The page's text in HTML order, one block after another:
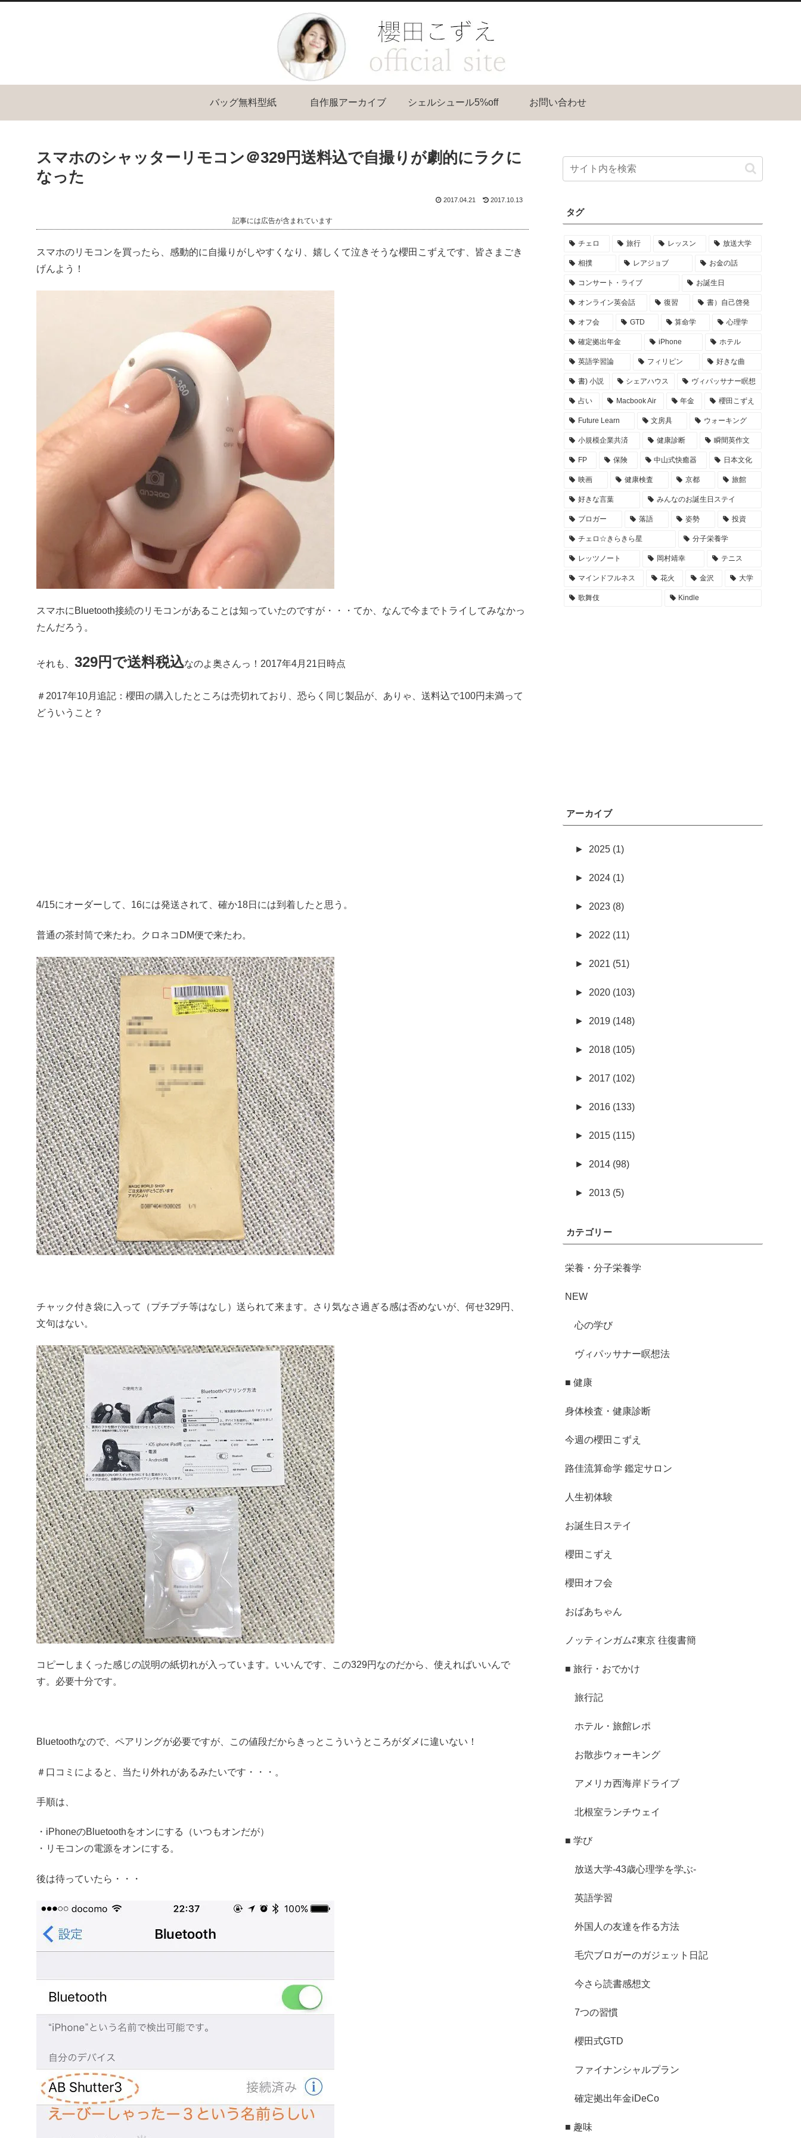
バッグ無料型紙 自作服アーカイブ シェルシュール5%off お問い合わせ
スマホのシャッターリモコン＠329円送料込で自撮りが劇的にラクに
なった
2017.04.21 2017.10.13
記事には広告が含まれています
スマホのリモコンを買ったら、感動的に自撮りがしやすくなり、嬉しくて泣きそうな櫻田こずえです、皆さまごき
げんよう！
スマホにBluetooth接続のリモコンがあることは知っていたのですが・・・てか、なんで今までトライしてみなかっ
たんだろう。
それも、 329円で送料税込なのよ奥さんっ！2017年4月21日時点
＃2017年10月追記：櫻田の購入したところは売切れており、恐らく同じ製品が、ありゃ、送料込で100円未満って
どういうこと？
4/15にオーダーして、16には発送されて、確か18日には到着したと思う。
普通の茶封筒で来たわ。クロネコDM便で来たわ。
チャック付き袋に入って（プチプチ等はなし）送られて来ます。さり気なさ過ぎる感は否めないが、何せ329円、
文句はない。
コピーしまくった感じの説明の紙切れが入っています。いいんです、この329円なのだから、使えればいいんで
す。必要十分です。
Bluetoothなので、ペアリングが必要ですが、この値段だからきっとこういうところがダメに違いない！
＃口コミによると、当たり外れがあるみたいです・・・。
手順は、
・iPhoneのBluetoothをオンにする（いつもオンだが）
・リモコンの電源をオンにする。
後は待っていたら・・・
タグ
チェロ 旅行 レッスン 放送大学
相撲 レアジョブ お金の話
コンサート・ライブ お誕生日
オンライン英会話 復習 書）自己啓発
オフ会 GTD 算命学 心理学
確定拠出年金 iPhone ホテル
英語学習論 フィリピン 好きな曲
書) 小説 シェアハウス ヴィパッサナー瞑想
占い Macbook Air 年金 櫻田こずえ
Future Learn 文房具 ウォーキング
小規模企業共済 健康診断 瞬間英作文
FP 保険 中山式快癒器 日本文化
映画 健康検査 京都 旅館
好きな言葉 みんなのお誕生日ステイ
ブロガー 落語 姿勢 投資
チェロ☆きらきら星 分子栄養学
レッツノート 岡村靖幸 テニス
マインドフルネス 花火 金沢 大学
歌舞伎 Kindle
アーカイブ
► 2025 (1)
► 2024 (1)
► 2023 (8)
► 2022 (11)
► 2021 (51)
► 2020 (103)
► 2019 (148)
► 2018 (105)
► 2017 (102)
► 2016 (133)
► 2015 (115)
► 2014 (98)
► 2013 (5)
カテゴリー
栄養・分子栄養学
NEW
心の学び
ヴィパッサナー瞑想法
■ 健康
身体検査・健康診断
今週の櫻田こずえ
路佳流算命学 鑑定サロン
人生初体験
お誕生日ステイ
櫻田こずえ
櫻田オフ会
おばあちゃん
ノッティンガム⇄東京 往復書簡
■ 旅行・おでかけ
旅行記
ホテル・旅館レポ
お散歩ウォーキング
アメリカ西海岸ドライブ
北根室ランチウェイ
■ 学び
放送大学-43歳心理学を学ぶ-
英語学習
外国人の友達を作る方法
毛穴ブロガーのガジェット日記
今さら読書感想文
7つの習慣
櫻田式GTD
ファイナンシャルプラン
確定拠出年金iDeCo
■ 趣味